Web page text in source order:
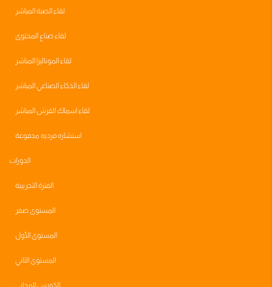
لقاء الصبة المباشر
لقاء صناع المحتوى
لقاء الموناليزا المباشر
لقاء الذكاء الصناعي المباشر
لقاء اسماك القرش المباشر
استشاره فرديه مدفوعة
الدورات
الفترة التجريبية
المستوى صفر
المستوى الأول
المستوى الثاني
الكورس المجاني